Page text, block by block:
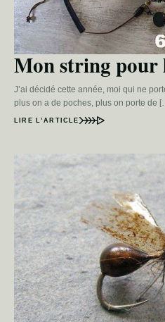
Mon string pour
J’ai décidé cette année, moi qui ne
plus on a de poches, plus on porte de
LIRE L’ARTICLE